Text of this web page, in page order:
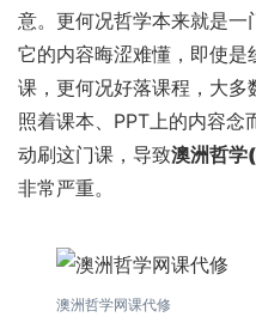
意。更何况哲学本来就是一
它的内容晦涩难懂，即使
课，更何况好落课程，大
照着课本、PPT上的内容念
动刷这门课，导致澳洲哲
非常严重。
澳洲哲学网课代修